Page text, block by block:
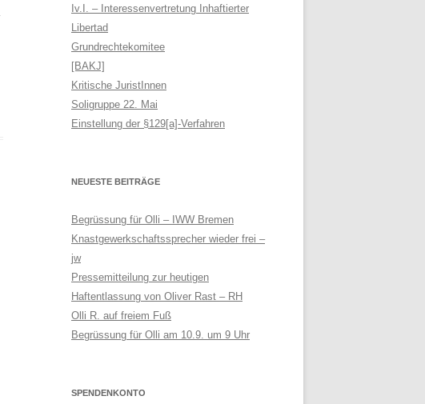
Iv.I. – Interessenvertretung Inhaftierter
Libertad
Grundrechtekomitee
[BAKJ]
Kritische JuristInnen
Soligruppe 22. Mai
Einstellung der §129[a]-Verfahren
NEUESTE BEITRÄGE
Begrüssung für Olli – IWW Bremen
Knastgewerkschaftssprecher wieder frei –
jw
Pressemitteilung zur heutigen
Haftentlassung von Oliver Rast – RH
Olli R. auf freiem Fuß
Begrüssung für Olli am 10.9. um 9 Uhr
SPENDENKONTO